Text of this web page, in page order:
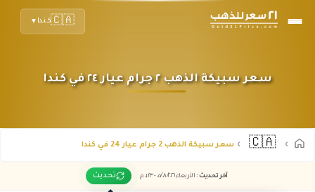
🇨🇦كندا ▼
سعر سبيكة الذهب ٢ جرام عيار ٢٤ في كندا
🇨🇦 سعر سبيكة الذهب 2 جرام عيار 24 في كندا
آخر تحديث : الأربعاء ٠٥ /٠٨/٢٠٢٦ - ٠١:٢٣م تحديث